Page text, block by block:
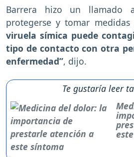
Barrera hizo un llamado
protegerse y tomar medidas
viruela símica puede
tipo de contacto con otra
enfermedad”, dijo.
Te gustaría leer